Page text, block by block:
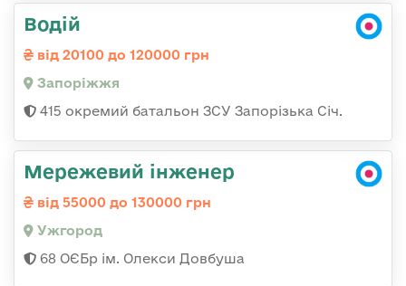
Водій
від 20100 до 120000 грн
Запоріжжя
415 окремий батальон ЗСУ Запорізька Січ.
Мережевий інженер
від 55000 до 130000 грн
Ужгород
68 ОЄБр ім. Олекси Довбуша